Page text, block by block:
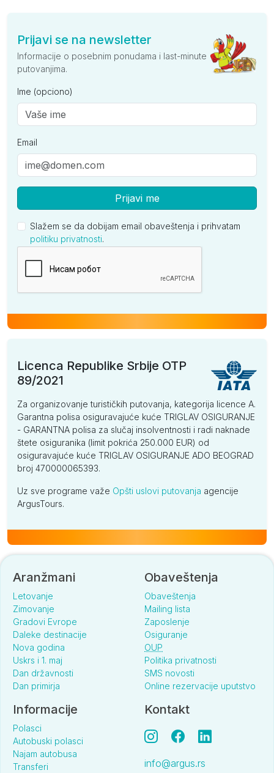
Prijavi se na newsletter
Informacije o posebnim ponudama i last-minute
putovanjima.
Ime (opciono)
Email
Prijavi me
Slažem se da dobijam email obaveštenja i prihvatam
politiku privatnosti.
Licenca Republike Srbije OTP
89/2021
Za organizovanje turističkih putovanja, kategorija licence A.
Garantna polisa osiguravajuće kuće TRIGLAV OSIGURANJE
- GARANTNA polisa za slučaj insolventnosti i radi naknade
štete osiguranika (limit pokrića 250.000 EUR) od
osiguravajuće kuće TRIGLAV OSIGURANJE ADO BEOGRAD
broj 470000065393.
Uz sve programe važe Opšti uslovi putovanja agencije
ArgusTours.
Aranžmani
Letovanje
Zimovanje
Gradovi Evrope
Daleke destinacije
Nova godina
Uskrs i 1. maj
Dan državnosti
Dan primirja
Obaveštenja
Obaveštenja
Mailing lista
Zaposlenje
Osiguranje
OUP
Politika privatnosti
SMS novosti
Online rezervacije uputstvo
Informacije
Polasci
Autobuski polasci
Najam autobusa
Transferi
Kontakt
info@argus.rs